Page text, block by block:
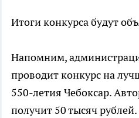
Итоги конкурса будут
Напомним,
проводит конкурс на
550-летия Чебоксар.
получит 50 тысяч рублей.